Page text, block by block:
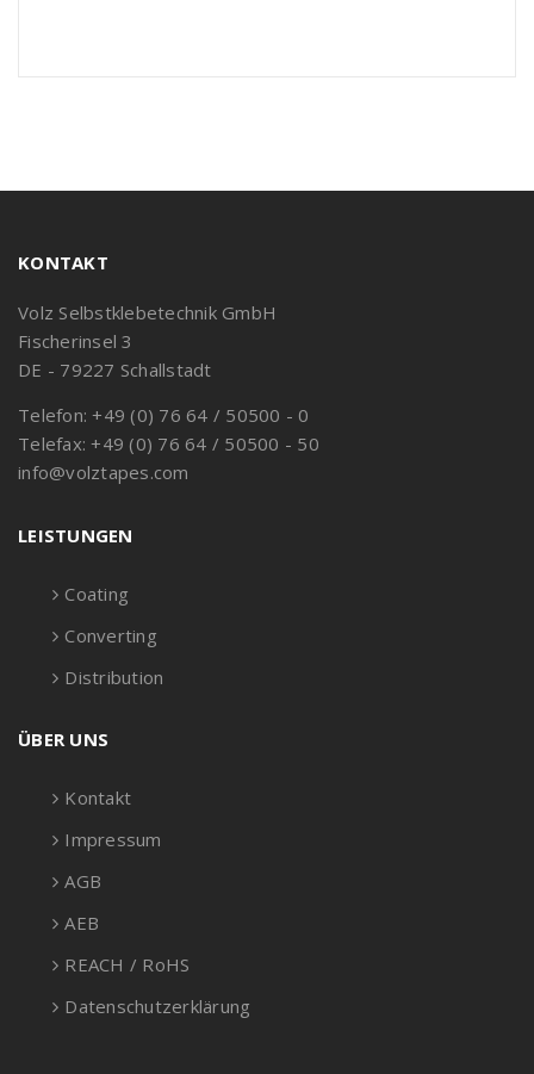
KONTAKT
Volz Selbstklebetechnik GmbH
Fischerinsel 3
DE - 79227 Schallstadt
Telefon: +49 (0) 76 64 / 50500 - 0
Telefax: +49 (0) 76 64 / 50500 - 50
info@volztapes.com
LEISTUNGEN
Coating
Converting
Distribution
ÜBER UNS
Kontakt
Impressum
AGB
AEB
REACH / RoHS
Datenschutzerklärung